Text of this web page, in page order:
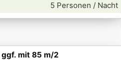
5 Personen / Nacht
mit 85 m/2